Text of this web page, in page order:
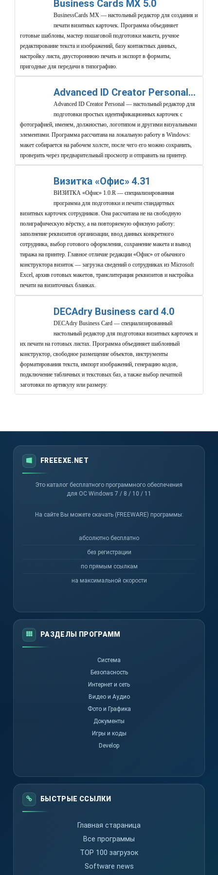
Business Cards MX 5.0
BusinessCards MX — настольный редактор для создания и
печати визитных карточек. Программа объединяет
готовые шаблоны, мастер пошаговой подготовки макета, ручное
редактирование текста и изображений, базу контактных данных,
настройку листа, двустороннюю печать и экспорт в форматы,
пригодные для передачи в типографию.
Advanced ID Creator Personal 10.5.276
Advanced ID Creator Personal — настольный редактор для
подготовки простых идентификационных карточек с
фотографией, именем, должностью, логотипом и другими визуальными
элементами. Программа рассчитана на локальную работу в Windows:
макет собирается на рабочем холсте, после чего его можно сохранить,
проверить через предварительный просмотр и отправить на принтер.
Визитка «Офис» 4.31
ВИЗИТКА «Офис» 1.0.R — специализированная
программа для подготовки и печати стандартных
визитных карточек сотрудников. Она рассчитана не на свободную
полиграфическую вёрстку, а на повторяемую офисную работу:
заполнение реквизитов организации, ввод данных конкретного
сотрудника, выбор готового оформления, сохранение макета и вывод
тиража на принтер. Главное отличие редакции «Офис» от обычного
конструктора визиток — загрузка сведений о сотрудниках из Microsoft
Excel, архив готовых макетов, транслитерация реквизитов и настройка
печати на визиточных бланках.
DECAdry Business card 4.0
DECAdry Business Card — специализированный
настольный редактор для подготовки визитных карточек и
их печати на готовых листах. Программа объединяет шаблонный
конструктор, свободное размещение объектов, инструменты
форматирования текста, импорт изображений, генерацию кодов,
подключение табличных и текстовых баз, а также выбор печатной
заготовки по артикулу или размеру.
FREEEXE.NET
Это каталог бесплатного программного обеспечения
для ОС Windows 7 / 8 / 10 / 11
На сайте Вы можете скачать (FREEWARE) программы:
абсолютно бесплатно
без регистрации
по прямым ссылкам
на максимальной скорости
РАЗДЕЛЫ ПРОГРАММ
Система
Безопасность
Интернет и сеть
Видео и Аудио
Фото и Графика
Документы
Игры и коды
Develop
БЫСТРЫЕ ССЫЛКИ
Главная стараница
Все программы
TOP 100 загрузок
Software news